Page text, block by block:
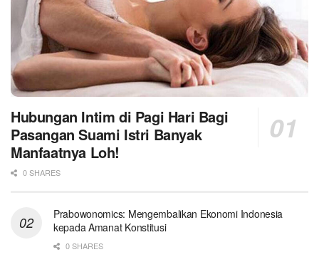
Hubungan Intim di Pagi Hari Bagi
Pasangan Suami Istri Banyak
Manfaatnya Loh!
0 SHARES
Prabowonomics: Mengembalikan Ekonomi Indonesia
kepada Amanat Konstitusi
0 SHARES